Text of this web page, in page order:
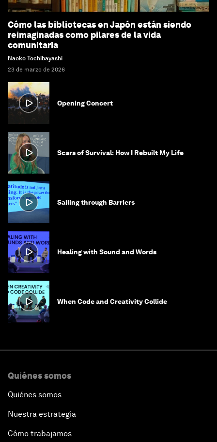
Cómo las bibliotecas en Japón están siendo
reimaginadas como pilares de la vida
comunitaria
Naoko Tochibayashi
23 de marzo de 2026
Opening Concert
Scars of Survival: How I Rebuilt My Life
Sailing through Barriers
Healing with Sound and Words
When Code and Creativity Collide
Quiénes somos
Quiénes somos
Nuestra estrategia
Cómo trabajamos